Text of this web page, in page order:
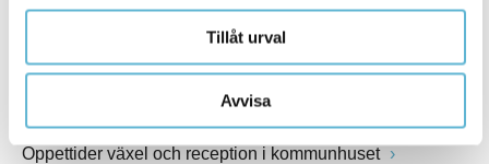
Tillåt urval
Avvisa
Öppettider växel och reception i kommunhuset